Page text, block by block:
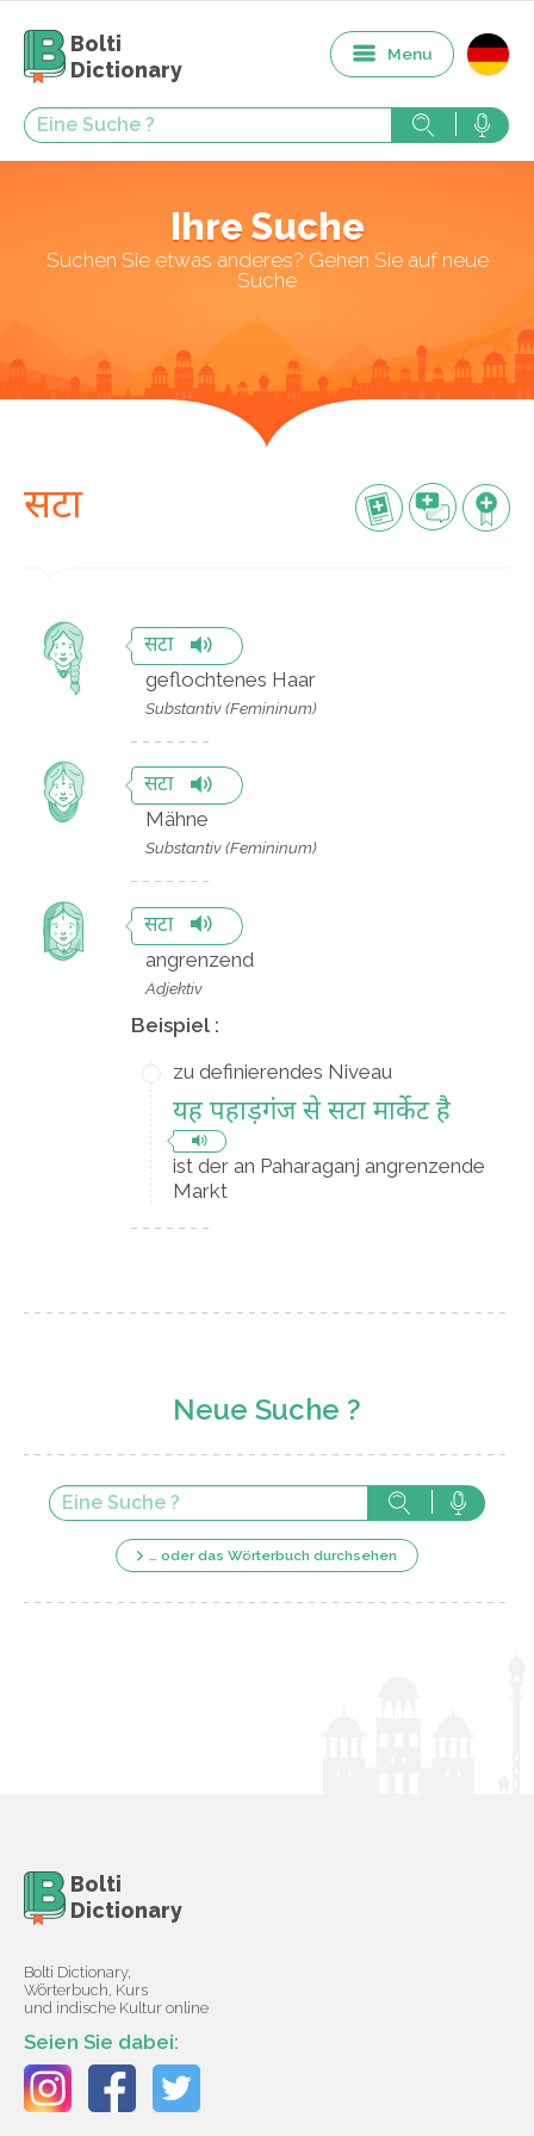
Bolti
Dictionary
Menu
Ihre Suche
Suchen Sie etwas anderes? Gehen Sie auf neue
Suche
सटा
सटा
geflochtenes Haar
Substantiv (Femininum)
सटा
Mähne
Substantiv (Femininum)
सटा
angrenzend
Adjektiv
Beispiel :
zu definierendes Niveau
यह पहाड़गंज से सटा मार्केट है
ist der an Paharaganj angrenzende
Markt
Neue Suche ?
… oder das Wörterbuch durchsehen
Bolti
Dictionary
Bolti Dictionary,
Wörterbuch, Kurs
und indische Kultur online
Seien Sie dabei: